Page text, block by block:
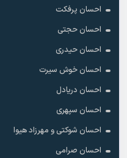
احسان پرفکت
احسان حجتی
احسان حیدری
احسان خوش سیرت
احسان دریادل
احسان سپهری
احسان شوکتی و مهرزاد هیوا
احسان صرامی